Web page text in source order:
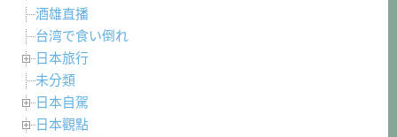
酒雄直播
台湾で食い倒れ
日本旅行
未分類
日本自駕
日本觀點